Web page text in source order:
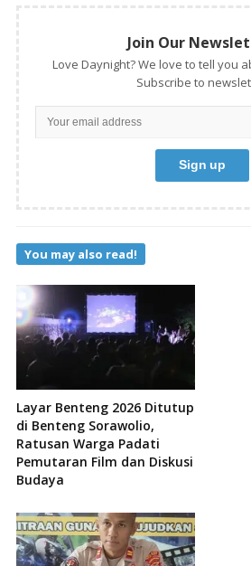
Join Our
Love Daynight? We love to tell you
Subscribe to
You may also read!
Layar Benteng 2026 Ditutup
di Benteng Sorawolio,
Ratusan Warga Padati
Pemutaran Film dan Diskusi
Budaya